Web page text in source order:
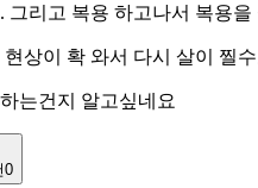
리고 복용 하고나서 복용
상이 확 와서 다시 살이 찔
는건지 알고싶네요
0